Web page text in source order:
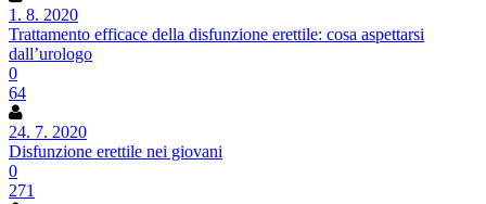
1. 8. 2020
Trattamento efficace della disfunzione erettile: cosa aspettarsi
dall’urologo
0
64
24. 7. 2020
Disfunzione erettile nei giovani
0
271